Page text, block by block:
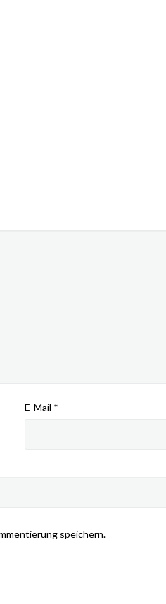
E-Mail *
speichern.